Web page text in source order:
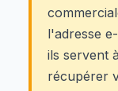
l'adresse
ils servent
récupérer